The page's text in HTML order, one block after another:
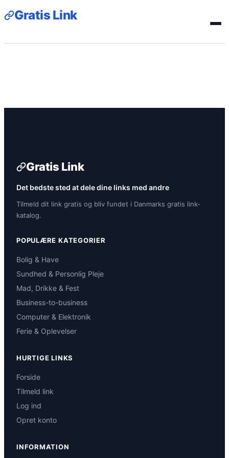
Gratis Link
Gratis Link
Det bedste sted at dele dine links med andre
Tilmeld dit link gratis og bliv fundet i Danmarks gratis link-
katalog.
POPULÆRE KATEGORIER
Bolig & Have
Sundhed & Personlig Pleje
Mad, Drikke & Fest
Business-to-business
Computer & Elektronik
Ferie & Oplevelser
HURTIGE LINKS
Forside
Tilmeld link
Log ind
Opret konto
INFORMATION